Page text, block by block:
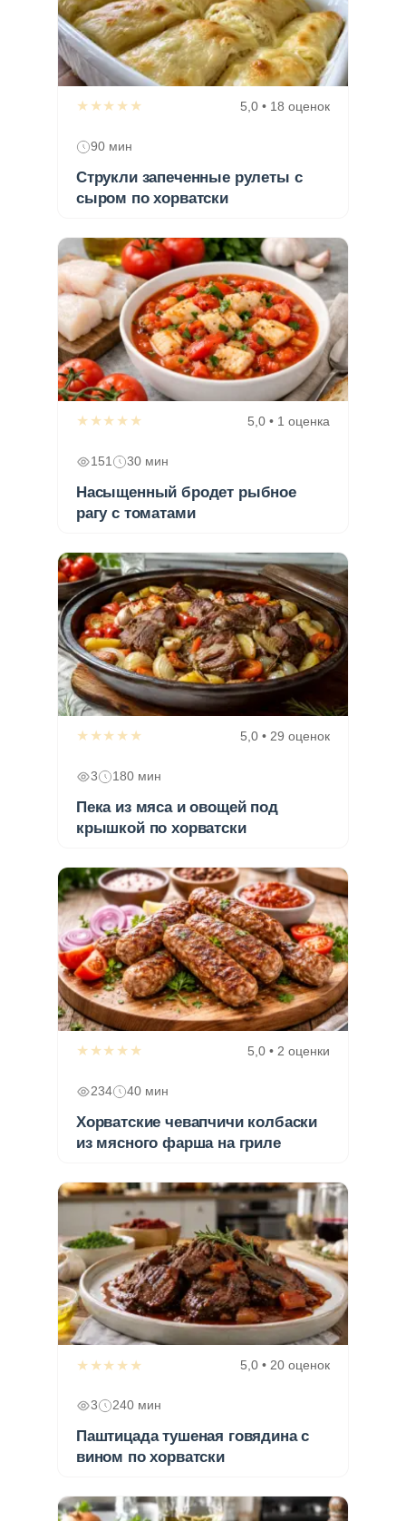
★★★★★ 5,0 • 18 оценок
90 мин
Струкли запеченные рулеты с
сыром по хорватски
★★★★★ 5,0 • 1 оценка
151 30 мин
Насыщенный бродет рыбное
рагу с томатами
★★★★★ 5,0 • 29 оценок
3 180 мин
Пека из мяса и овощей под
крышкой по хорватски
★★★★★ 5,0 • 2 оценки
234 40 мин
Хорватские чевапчичи колбаски
из мясного фарша на гриле
★★★★★ 5,0 • 20 оценок
3 240 мин
Паштицада тушеная говядина с
вином по хорватски